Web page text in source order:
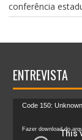
conferência
ENTREVISTA
Tocador
vídeo
Code 150:
Fazer download do